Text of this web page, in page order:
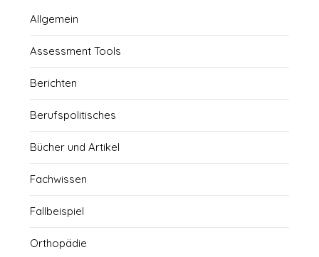
Allgemein
Assessment Tools
Berichten
Berufspolitisches
Bücher und Artikel
Fachwissen
Fallbeispiel
Orthopädie